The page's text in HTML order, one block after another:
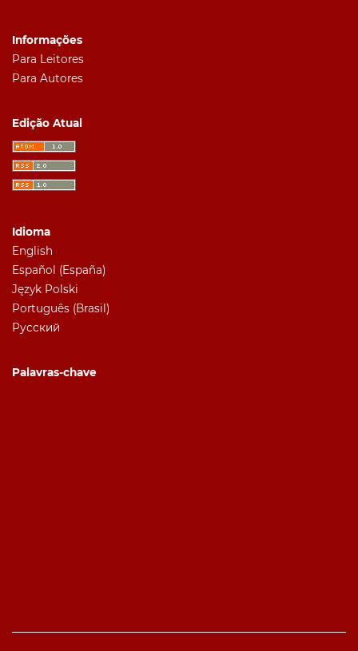
Informações
Para Leitores
Para Autores
Edição Atual
Idioma
English
Español (España)
Język Polski
Português (Brasil)
Русский
Palavras-chave